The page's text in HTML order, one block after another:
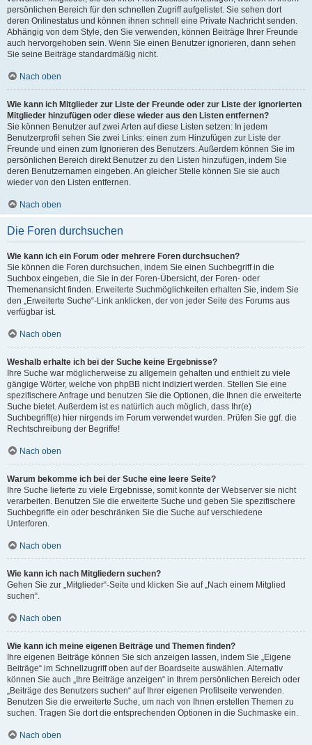
persönlichen Bereich für den schnellen Zugriff aufgelistet. Sie sehen dort
deren Onlinestatus und können ihnen schnell eine Private Nachricht senden.
Abhängig von dem Style, den Sie verwenden, können Beiträge Ihrer Freunde
auch hervorgehoben sein. Wenn Sie einen Benutzer ignorieren, dann sehen
Sie seine Beiträge standardmäßig nicht.
Nach oben
Wie kann ich Mitglieder zur Liste der Freunde oder zur Liste der ignorierten
Mitglieder hinzufügen oder diese wieder aus den Listen entfernen?
Sie können Benutzer auf zwei Arten auf diese Listen setzen: In jedem
Benutzerprofil sehen Sie zwei Links: einen zum Hinzufügen zur Liste der
Freunde und einen zum Ignorieren des Benutzers. Außerdem können Sie im
persönlichen Bereich direkt Benutzer zu den Listen hinzufügen, indem Sie
deren Benutzernamen eingeben. An gleicher Stelle können Sie sie auch
wieder von den Listen entfernen.
Nach oben
Die Foren durchsuchen
Wie kann ich ein Forum oder mehrere Foren durchsuchen?
Sie können die Foren durchsuchen, indem Sie einen Suchbegriff in die
Suchbox eingeben, die Sie in der Foren-Übersicht, der Foren- oder
Themenansicht finden. Erweiterte Suchmöglichkeiten erhalten Sie, indem Sie
den „Erweiterte Suche“-Link anklicken, der von jeder Seite des Forums aus
verfügbar ist.
Nach oben
Weshalb erhalte ich bei der Suche keine Ergebnisse?
Ihre Suche war möglicherweise zu allgemein gehalten und enthielt zu viele
gängige Wörter, welche von phpBB nicht indiziert werden. Stellen Sie eine
spezifischere Anfrage und benutzen Sie die Optionen, die Ihnen die erweiterte
Suche bietet. Außerdem ist es natürlich auch möglich, dass Ihr(e)
Suchbegriff(e) hier nirgends im Forum verwendet wurden. Prüfen Sie ggf. die
Rechtschreibung der Begriffe!
Nach oben
Warum bekomme ich bei der Suche eine leere Seite?
Ihre Suche lieferte zu viele Ergebnisse, somit konnte der Webserver sie nicht
verarbeiten. Benutzen Sie die erweiterte Suche und geben Sie spezifischere
Suchbegriffe ein oder beschränken Sie die Suche auf verschiedene
Unterforen.
Nach oben
Wie kann ich nach Mitgliedern suchen?
Gehen Sie zur „Mitglieder“-Seite und klicken Sie auf „Nach einem Mitglied
suchen“.
Nach oben
Wie kann ich meine eigenen Beiträge und Themen finden?
Ihre eigenen Beiträge können Sie sich anzeigen lassen, indem Sie „Eigene
Beiträge“ im Schnellzugriff oben auf der Boardseite auswählen. Alternativ
können Sie auch „Ihre Beiträge anzeigen“ in Ihrem persönlichen Bereich oder
„Beiträge des Benutzers suchen“ auf Ihrer eigenen Profilseite verwenden.
Benutzen Sie die erweiterte Suche, um nach von Ihnen erstellen Themen zu
suchen. Tragen Sie dort die entsprechenden Optionen in die Suchmaske ein.
Nach oben